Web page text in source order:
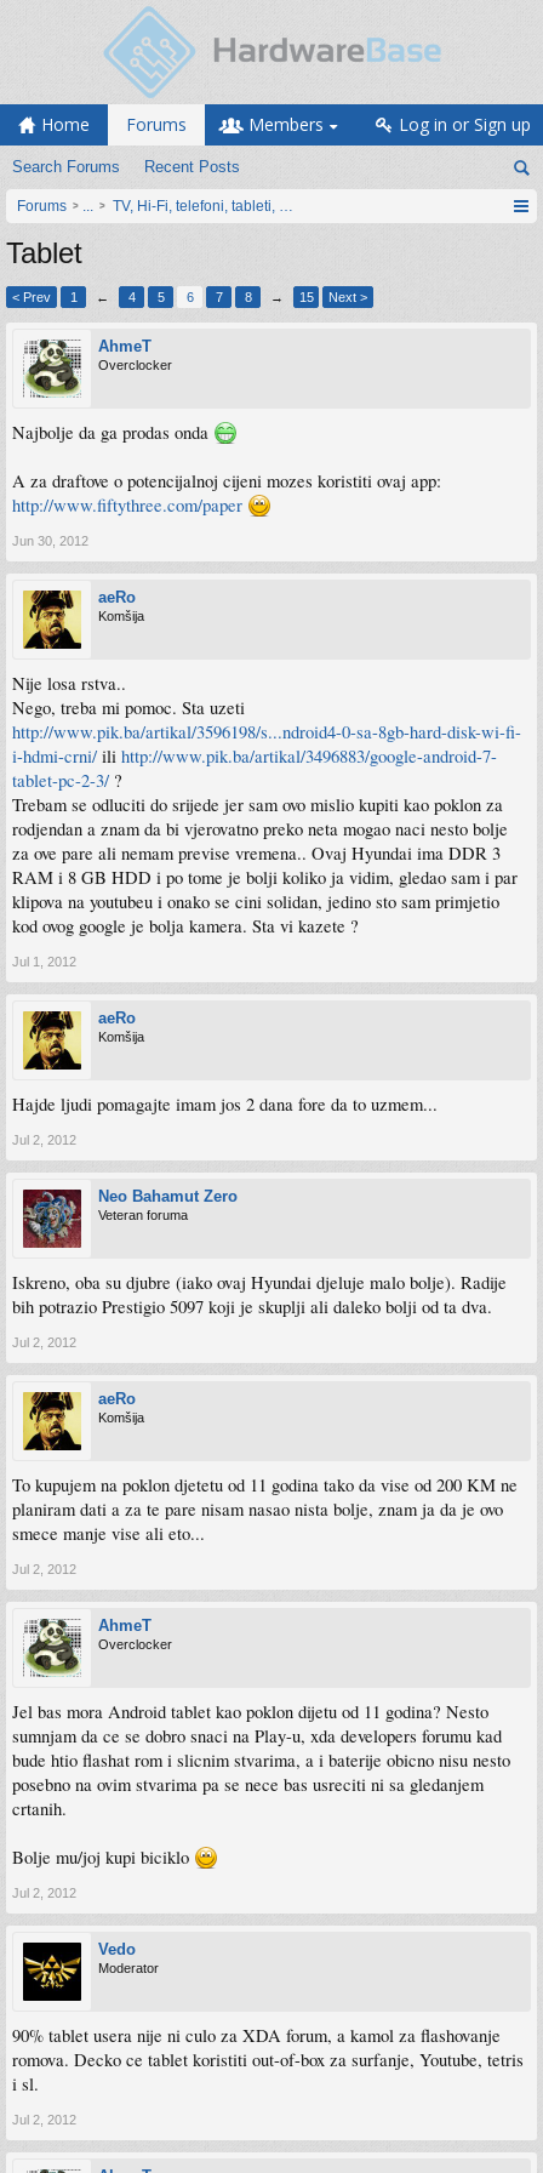
Home Forums
Search Forums Recent Posts
Members Log in or Sign up
Forums ... TV, Hi-Fi, telefoni, tableti, satovi, IoT oprema
Tablet
< Prev 1 ← 4 5 6 7 8 → 15 Next >
AhmeT
Overclocker
Najbolje da ga prodas onda
A za draftove o potencijalnoj cijeni mozes koristiti ovaj app:
http://www.fiftythree.com/paper
Jun 30, 2012
aeRo
Komšija
Nije losa rstva..
Nego, treba mi pomoc. Sta uzeti
http://www.pik.ba/artikal/3596198/s...ndroid4-0-sa-8gb-hard-disk-wi-fi-
i-hdmi-crni/ ili http://www.pik.ba/artikal/3496883/google-android-7-
tablet-pc-2-3/ ?
Trebam se odluciti do srijede jer sam ovo mislio kupiti kao poklon za
rodjendan a znam da bi vjerovatno preko neta mogao naci nesto bolje
za ove pare ali nemam previse vremena.. Ovaj Hyundai ima DDR 3
RAM i 8 GB HDD i po tome je bolji koliko ja vidim, gledao sam i par
klipova na youtubeu i onako se cini solidan, jedino sto sam primjetio
kod ovog google je bolja kamera. Sta vi kazete ?
Jul 1, 2012
aeRo
Komšija
Hajde ljudi pomagajte imam jos 2 dana fore da to uzmem...
Jul 2, 2012
Neo Bahamut Zero
Veteran foruma
Iskreno, oba su djubre (iako ovaj Hyundai djeluje malo bolje). Radije
bih potrazio Prestigio 5097 koji je skuplji ali daleko bolji od ta dva.
Jul 2, 2012
aeRo
Komšija
To kupujem na poklon djetetu od 11 godina tako da vise od 200 KM ne
planiram dati a za te pare nisam nasao nista bolje, znam ja da je ovo
smece manje vise ali eto...
Jul 2, 2012
AhmeT
Overclocker
Jel bas mora Android tablet kao poklon dijetu od 11 godina? Nesto
sumnjam da ce se dobro snaci na Play-u, xda developers forumu kad
bude htio flashat rom i slicnim stvarima, a i baterije obicno nisu nesto
posebno na ovim stvarima pa se nece bas usreciti ni sa gledanjem
crtanih.
Bolje mu/joj kupi biciklo
Jul 2, 2012
Vedo
Moderator
90% tablet usera nije ni culo za XDA forum, a kamol za flashovanje
romova. Decko ce tablet koristiti out-of-box za surfanje, Youtube, tetris
i sl.
Jul 2, 2012